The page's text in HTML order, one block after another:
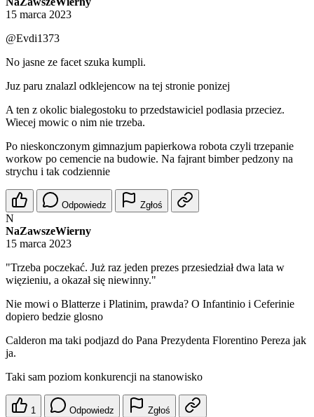
15 marca 2023
@Evdi1373
No jasne ze facet szuka kumpli.
Juz paru znalazl odklejencow na tej stronie ponizej
A ten z okolic bialegostoku to przedstawiciel podlasia przeciez.
Wiecej mowic o nim nie trzeba.
Po nieskonczonym gimnazjum papierkowa robota czyli trzepanie
workow po cemencie na budowie. Na fajrant bimber pedzony na
strychu i tak codziennie
Odpowiedz Zgłoś
N
NaZawszeWierny
15 marca 2023
"Trzeba poczekać. Już raz jeden prezes przesiedział dwa lata w
więzieniu, a okazał się niewinny."
Nie mowi o Blatterze i Platinim, prawda? O Infantinio i Ceferinie
dopiero bedzie glosno
Calderon ma taki podjazd do Pana Prezydenta Florentino Pereza jak
ja.
Taki sam poziom konkurencji na stanowisko
1 Odpowiedz Zgłoś